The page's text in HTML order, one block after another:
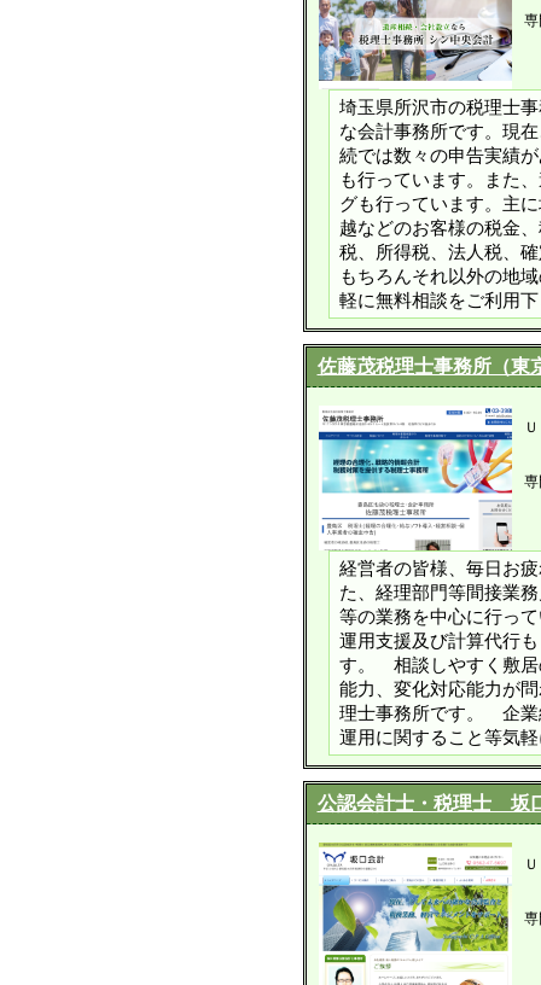
専
埼玉県所沢市の税理士
な会計事務所です。現
続では数々の申告実績
も行っています。また
グも行っています。主
越などのお客様の税金
税、所得税、法人税、
もちろんそれ以外の地
軽に無料相談をご利用
佐藤茂税理士事務所（東
専
経営者の皆様、毎日お
た、経理部門等間接業
等の業務を中心に行っ
運用支援及び計算代行
す。 相談しやすく敷
能力、変化対応能力が
理士事務所です。 企業
運用に関すること等気
公認会計士・税理士 坂
専